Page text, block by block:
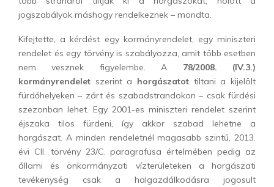
jogszabályok máshogy rendelkeznek – mondta.
Kifejtette, a kérdést egy kormányrendelet, egy miniszteri
rendelet és egy törvény is szabályozza, amit több esetben
nem vesznek figyelembe. A 78/2008. (IV.3.)
kormányrendelet szerint a horgászatot tiltani a kijelölt
fürdőhelyeken – zárt és szabadstrandokon – csak fürdési
szezonban lehet. Egy 2001-es miniszteri rendelet szerint
éjszaka tilos fürdeni, így akkor szabad lehetne a
horgászat. A minden rendeletnél magasabb szintű, 2013.
évi CII. törvény 23/C. paragrafusa értelmében pedig az
állami és önkormányzati vízterületeken a horgászati
tevékenység csak a halgazdálkodásra jogosult